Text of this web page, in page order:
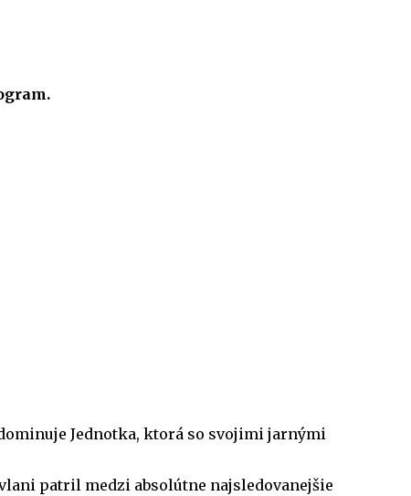
Jednotka, ktorá so svojimi jarnými
patril medzi absolútne najsledovanejšie